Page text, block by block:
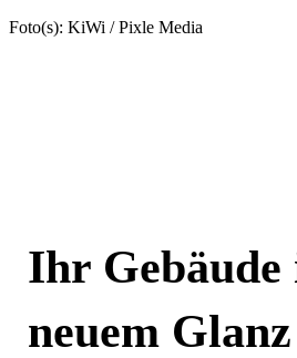
Foto(s): KiWi / Pixle Media
Ihr Gebäude
neuem Glanz